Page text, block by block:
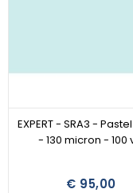
EXPERT - SRA3 -
- 130 micron - 100
€ 95,00